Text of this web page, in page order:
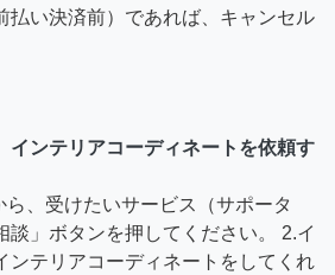
払い決済前）であれば、キャンセル
インテリアコーディネートを依頼す
、受けたいサービス（サポータ
談」ボタンを押してください。 2.イ
ンテリアコーディネートをしてくれ